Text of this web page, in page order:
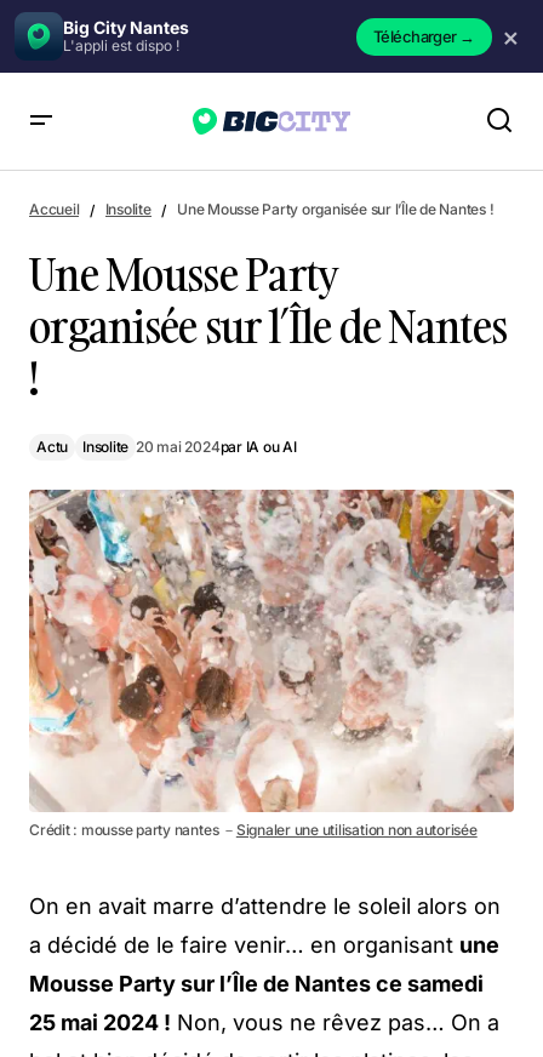
Big City Nantes
L'appli est dispo ! Télécharger→ ×
Une Mousse Party organisée sur l’Île de Nantes !
Accueil Insolite Une Mousse Party organisée sur l’Île de Nantes !
Une Mousse Party
organisée sur l’Île de Nantes
!
Actu Insolite 20 mai 2024par IA ou AI
Crédit : mousse party nantes － Signaler une utilisation non autorisée
On en avait marre d’attendre le soleil alors on
a décidé de le faire venir… en organisant une
Mousse Party sur l’Île de Nantes ce samedi
25 mai 2024 ! Non, vous ne rêvez pas… On a